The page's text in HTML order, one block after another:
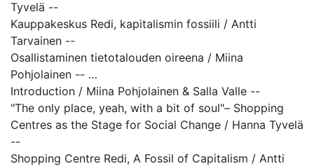
Tyvelä --
Kauppakeskus Redi, kapitalismin fossiili / Antti
Tarvainen --
Osallistaminen tietotalouden oireena / Miina
Pohjolainen --
Katsomisen taito / Saara-Maria Kariranta --
Odotushuone / Nikki Jääskeläinen --
Katoavat ostarit – kirjeenvaihto / Salla Valle & Miina
Pohjolainen --
vuotava keltainen katto (ja muita sommittelemattomia
Introduction / Miina Pohjolainen & Salla Valle --
"The only place, yeah, with a bit of soul"– Shopping
Centres as the Stage for Social Change / Hanna Tyvelä
--
Shopping Centre Redi, A Fossil of Capitalism / Antti